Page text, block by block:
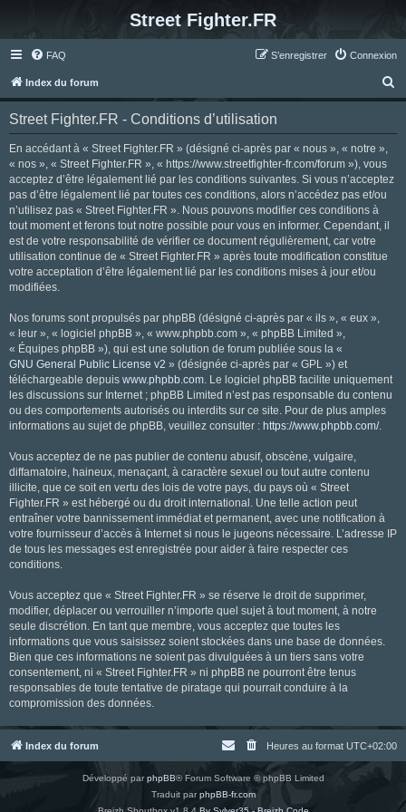
Street Fighter.FR
FAQ Connexion
S’enregistrer
Index du forum
e
Street Fighter.FR - Conditions d’utilisation
En accédant à « Street Fighter.FR » (désigné ci-après par « nous », « notre »,
« nos », « Street Fighter.FR », « https://www.streetfighter-fr.com/forum »), vous
acceptez d’être légalement lié par les conditions suivantes. Si vous n’acceptez
pas d’être légalement lié par toutes ces conditions, alors n’accédez pas et/ou
n’utilisez pas « Street Fighter.FR ». Nous pouvons modifier ces conditions à
tout moment et ferons tout notre possible pour vous en informer. Cependant, il
est de votre responsabilité de vérifier ce document régulièrement, car votre
utilisation continue de « Street Fighter.FR » après toute modification constitue
votre acceptation d’être légalement lié par les conditions mises à jour et/ou
modifiées.
Nos forums sont propulsés par phpBB (désigné ci-après par « ils », « eux »,
« leur », « logiciel phpBB », « www.phpbb.com », « phpBB Limited »,
« Équipes phpBB »), qui est une solution de forum publiée sous la «
GNU General Public License v2 » (désignée ci-après par « GPL ») et
téléchargeable depuis www.phpbb.com. Le logiciel phpBB facilite uniquement
les discussions sur Internet ; phpBB Limited n’est pas responsable du contenu
ou des comportements autorisés ou interdits sur ce site. Pour de plus amples
informations au sujet de phpBB, veuillez consulter : https://www.phpbb.com/.
Vous acceptez de ne pas publier de contenu abusif, obscène, vulgaire,
diffamatoire, haineux, menaçant, à caractère sexuel ou tout autre contenu
illicite, que ce soit en vertu des lois de votre pays, du pays où « Street
Fighter.FR » est hébergé ou du droit international. Une telle action peut
entraîner votre bannissement immédiat et permanent, avec une notification à
votre fournisseur d’accès à Internet si nous le jugeons nécessaire. L’adresse IP
de tous les messages est enregistrée pour aider à faire respecter ces
conditions.
Vous acceptez que « Street Fighter.FR » se réserve le droit de supprimer,
modifier, déplacer ou verrouiller n’importe quel sujet à tout moment, à notre
seule discrétion. En tant que membre, vous acceptez que toutes les
informations que vous saisissez soient stockées dans une base de données.
Bien que ces informations ne soient pas divulguées à un tiers sans votre
consentement, ni « Street Fighter.FR » ni phpBB ne pourront être tenus
responsables de toute tentative de piratage qui pourrait conduire à la
compromission des données.
Index du forum Heures au format UTC+02:00
Développé parphpBB® Forum Software © phpBB Limited
Traduit parphpBB-fr.com